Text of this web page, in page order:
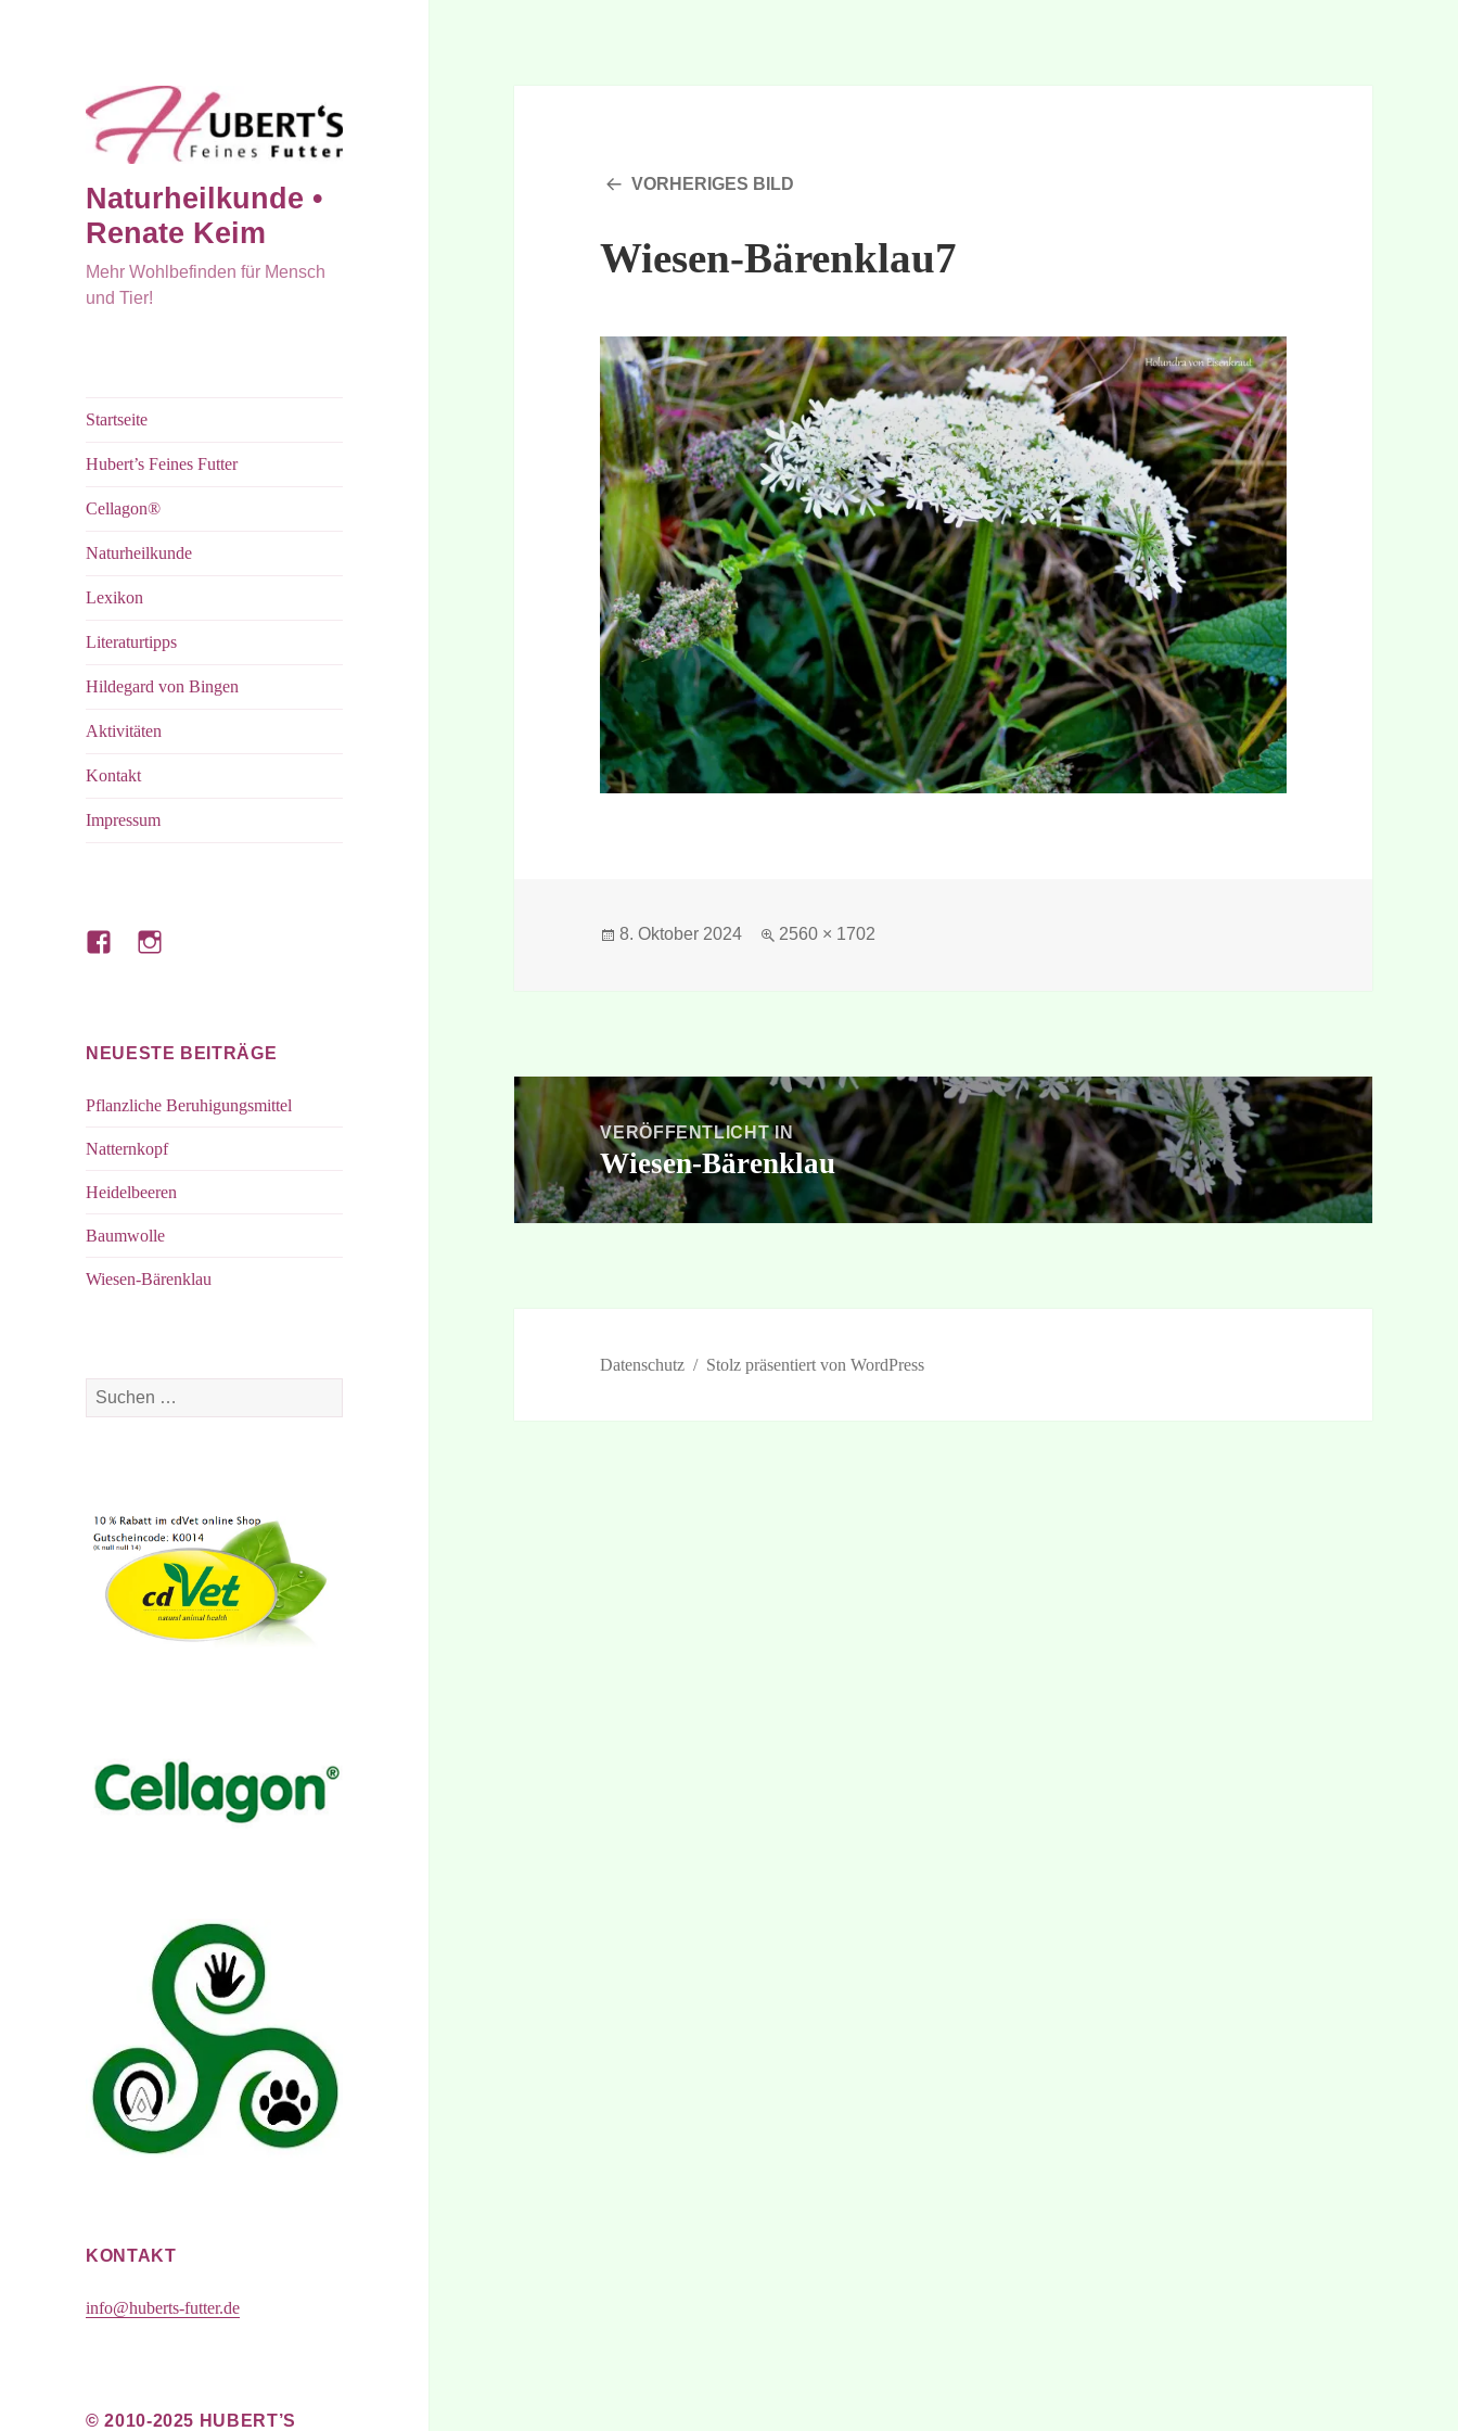
Naturheilkunde •
Renate Keim
Mehr Wohlbefinden für Mensch
und Tier!
Startseite
Hubert’s Feines Futter
Cellagon®
Naturheilkunde
Lexikon
Literaturtipps
Hildegard von Bingen
Aktivitäten
Kontakt
Impressum
Hubert’sHubert’s
NEUESTE BEITRÄGE
Pflanzliche Beruhigungsmittel
Natternkopf
Heidelbeeren
Baumwolle
Wiesen-Bärenklau
Suchen
nach:
KONTAKT
info@huberts-futter.de
© 2010-2025 HUBERT’S
VORHERIGES BILD
Wiesen-Bärenklau7
Veröffentlicht
8. Oktober 2024 Originalgröße
2560 × 1702
Beitragsnavigation
VERÖFFENTLICHT IN
Wiesen-Bärenklau
Datenschutz Stolz präsentiert von WordPress